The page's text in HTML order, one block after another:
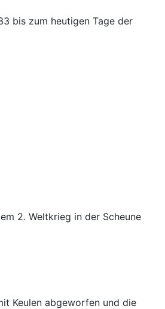
bis zum heutigen Tage der
2. Weltkrieg in der Scheune
Keulen abgeworfen und die